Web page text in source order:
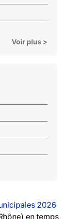
Voir plus >
2026
en temps